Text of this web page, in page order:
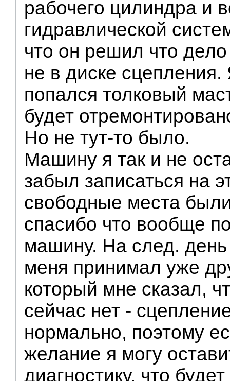
рабочего цилиндра и
гидравлической
что он решил что
не в диске
попался толковый
будет
Но не тут-то было.
Машину я так и не
забыл записаться на
свободные места
спасибо что вообще
машину. На след. день
меня принимал уже
который мне сказал,
сейчас нет -
нормально, поэтому
желание я могу
диагностику, что